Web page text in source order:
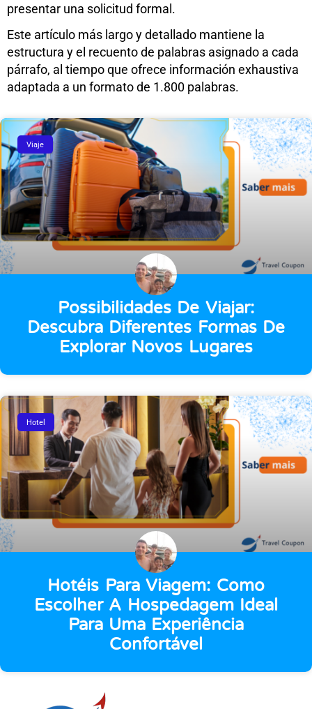
presentar una solicitud formal.
Este artículo más largo y detallado mantiene la
estructura y el recuento de palabras asignado a cada
párrafo, al tiempo que ofrece información exhaustiva
adaptada a un formato de 1.800 palabras.
Viaje
Possibilidades De Viajar:
Descubra Diferentes Formas De
Explorar Novos Lugares
Hotel
Hotéis Para Viagem: Como
Escolher A Hospedagem Ideal
Para Uma Experiência
Confortável